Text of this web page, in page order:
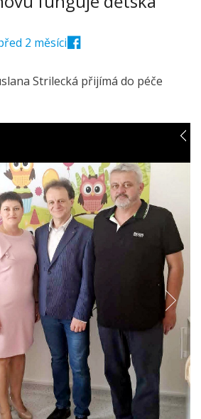
2 měsíci
Strilecká přijímá do péče